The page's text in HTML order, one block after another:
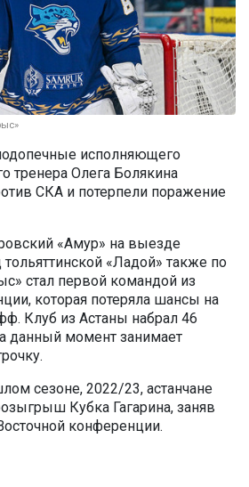
исполняющего
тренера Олега Болякина
СКА и потерпели поражение
«Амур» на выезде
«Ладой» также по
стал первой командой из
которая потеряла шансы на
Клуб из Астаны набрал 46
данный момент занимает
сезоне, 2022/23, астанчане
Кубка Гагарина, заняв
конференции.